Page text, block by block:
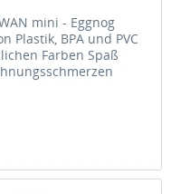
mini - Eggnog
Plastik, BPA und PVC
Farben Spaß